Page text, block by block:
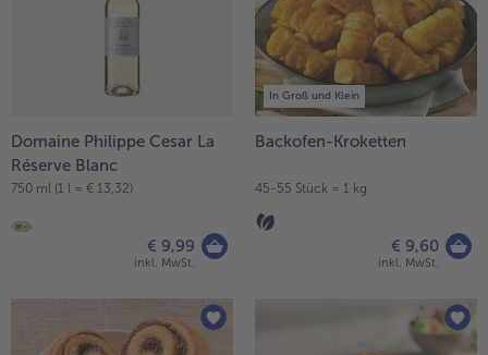
Domaine Philippe Cesar La
Réserve Blanc
750 ml (1 l = € 13,32)
€ 9,99
inkl. MwSt.
In Groß und Klein
Backofen-Kroketten
45-55 Stück = 1 kg
€ 9,60
inkl. MwSt.